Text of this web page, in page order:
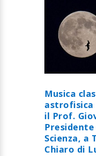
Musica
il Prof.
Scienza, a
Chiaro di